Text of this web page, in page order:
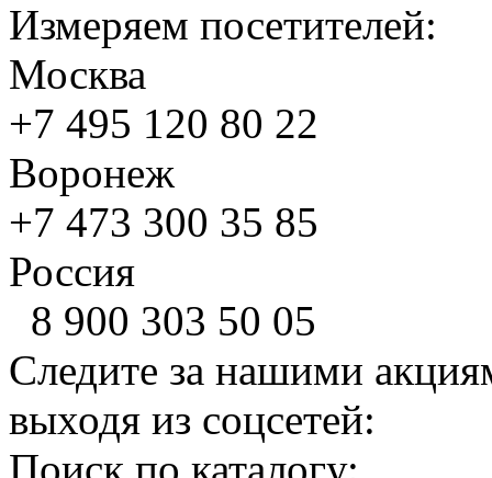
Измеряем посетителей:
Москва
+7 495 120 80 22
Воронеж
+7 473 300 35 85
Россия
8 900 303 50 05
Следите за нашими
выходя из соцсетей: